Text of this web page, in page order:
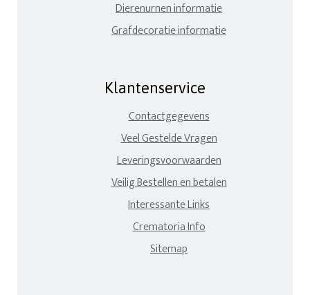
Dierenurnen informatie
Grafdecoratie informatie
Klantenservice
Contactgegevens
Veel Gestelde Vragen
Leveringsvoorwaarden
Veilig Bestellen en betalen
Interessante Links
Crematoria Info
Sitemap